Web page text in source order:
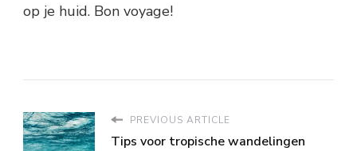
op je huid. Bon voyage!
PREVIOUS ARTICLE
Tips voor tropische wandelingen